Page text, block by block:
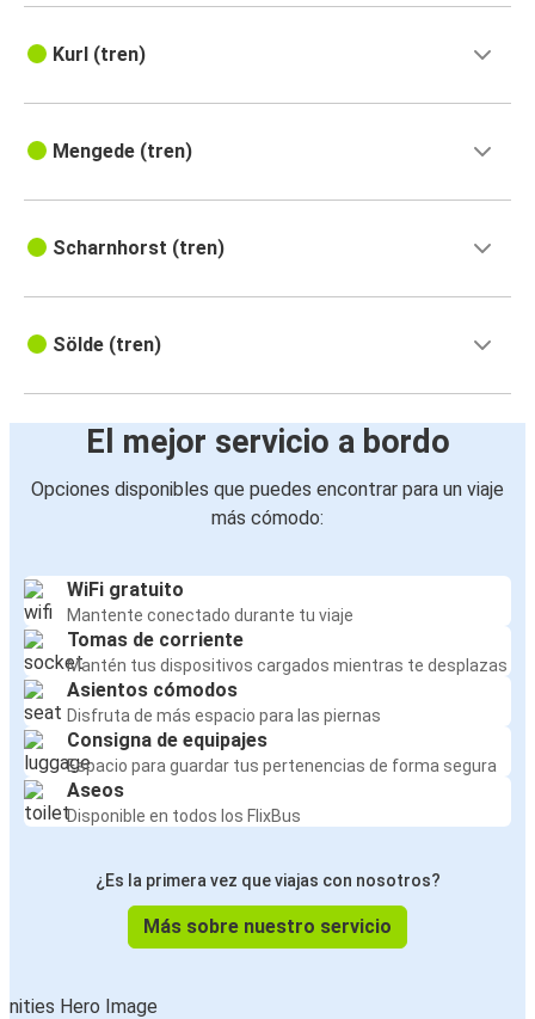
Kurl (tren)
Mengede (tren)
Scharnhorst (tren)
Sölde (tren)
El mejor servicio a bordo
Opciones disponibles que puedes encontrar para un viaje
más cómodo:
WiFi gratuito
Mantente conectado durante tu viaje
Tomas de corriente
Mantén tus dispositivos cargados mientras te desplazas
Asientos cómodos
Disfruta de más espacio para las piernas
Consigna de equipajes
Espacio para guardar tus pertenencias de forma segura
Aseos
Disponible en todos los FlixBus
¿Es la primera vez que viajas con nosotros?
Más sobre nuestro servicio